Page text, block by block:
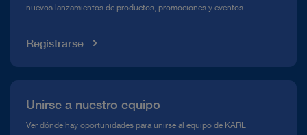
Mediateca
nuevos lanzamientos de productos, promociones y eventos.
Registrarse
Unirse a nuestro equipo
Ver dónde hay oportunidades para unirse al equipo de KARL